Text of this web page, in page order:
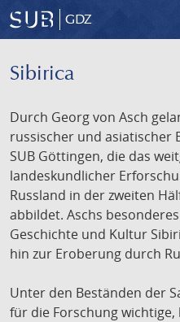
GDZ
Sibirica
Durch Georg von Asch
russischer und asiatischer
SUB Göttingen, die das
landeskundlicher
Russland in der zweiten
abbildet. Aschs
Geschichte und Kultur
hin zur Eroberung durch
Unter den Beständen der
für die Forschung